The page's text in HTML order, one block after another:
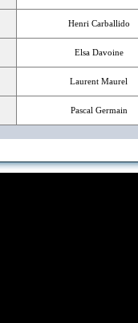
Henri Carballido
Elsa Davoine
Laurent Maurel
Pascal Germain